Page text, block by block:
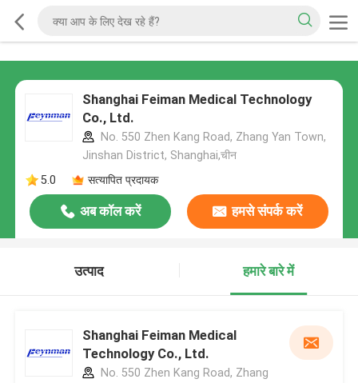
Shanghai Feiman Medical Technology
Co., Ltd.
No. 550 Zhen Kang Road, Zhang Yan Town,
Jinshan District, Shanghai,चीन
5.0
सत्यापित प्रदायक
अब कॉल करें हमसे संपर्क करें
उत्पाद हमारे बारे में
Shanghai Feiman Medical
Technology Co., Ltd.
No. 550 Zhen Kang Road, Zhang